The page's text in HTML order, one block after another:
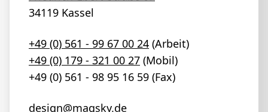
34119 Kassel
+49 (0) 561 - 99 67 00 24 (Arbeit)
+49 (0) 179 - 321 00 27 (Mobil)
+49 (0) 561 - 98 95 16 59 (Fax)
design@magsky.de